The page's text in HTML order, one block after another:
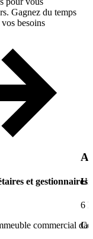
Gagnez du temps
besoins
et gestionnaires
commercial
6